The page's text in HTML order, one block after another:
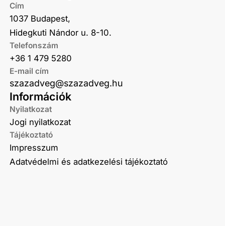
Információk
Nyilatkozat
Jogi nyilatkozat
Tájékoztató
Impresszum
Adatvédelmi és adatkezelési tájékoztató
Cím
1037 Budapest,
Hidegkuti Nándor u. 8-10.
Telefonszám
+36 1 479 5280
E-mail cím
szazadveg@szazadveg.hu